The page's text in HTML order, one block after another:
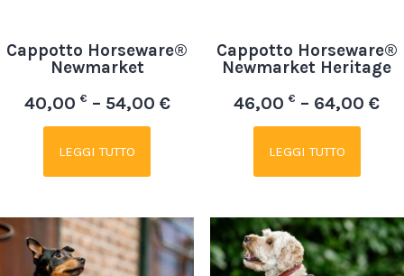
Cappotto Horseware®
Newmarket
40,00 € – 54,00 €
LEGGI TUTTO
Cappotto Horseware®
Newmarket Heritage
46,00€ – 64,00 €
LEGGI TUTTO